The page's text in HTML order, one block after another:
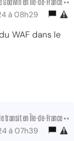
à 08h29
WAF dans le
transiten Île-de-France ••
à 07h39